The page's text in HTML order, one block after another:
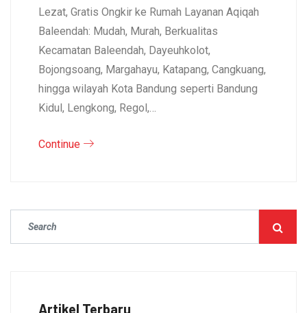
Lezat, Gratis Ongkir ke Rumah Layanan Aqiqah
Baleendah: Mudah, Murah, Berkualitas
Kecamatan Baleendah, Dayeuhkolot,
Bojongsoang, Margahayu, Katapang, Cangkuang,
hingga wilayah Kota Bandung seperti Bandung
Kidul, Lengkong, Regol,…
Continue
Artikel Terbaru